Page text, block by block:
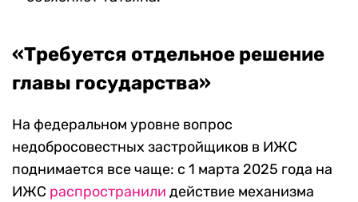
«Требуется отдельное решение
главы государства»
На федеральном уровне вопрос
недобросовестных застройщиков в ИЖС
поднимается все чаще: с 1 марта 2025 года на
ИЖС распространили действие механизма